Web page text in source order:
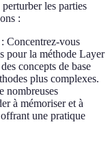
les parties
:
: Concentrez-vous
pour la méthode Layer
concepts de base
plus complexes.
nombreuses
à mémoriser et à
une pratique